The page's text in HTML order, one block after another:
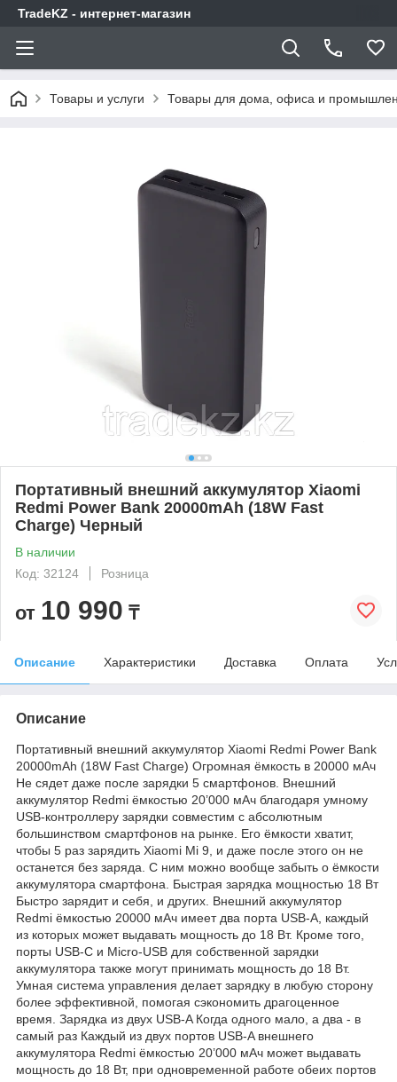
TradeKZ - интернет-магазин
Товары и услуги Товары для дома, офиса и
Портативный внешний аккумулятор Xiaomi
Redmi Power Bank 20000mAh (18W Fast
Charge) Черный
В наличии
Код: 32124
Розница
от 10 990 ₸
Описание Характеристики Доставка Оплата
Описание
Портативный внешний аккумулятор Xiaomi Redmi Power Bank
20000mAh (18W Fast Charge) Огромная ёмкость в 20000 мАч
Не сядет даже после зарядки 5 смартфонов. Внешний
аккумулятор Redmi ёмкостью 20’000 мАч благодаря умному
USB-контроллеру зарядки совместим с абсолютным
большинством смартфонов на рынке. Его ёмкости хватит,
чтобы 5 раз зарядить Xiaomi Mi 9, и даже после этого он не
останется без заряда. С ним можно вообще забыть о ёмкости
аккумулятора смартфона. Быстрая зарядка мощностью 18 Вт
Быстро зарядит и себя, и других. Внешний аккумулятор
Redmi ёмкостью 20000 мАч имеет два порта USB-A, каждый
из которых может выдавать мощность до 18 Вт. Кроме того,
порты USB-C и Micro-USB для собственной зарядки
аккумулятора также могут принимать мощность до 18 Вт.
Умная система управления делает зарядку в любую сторону
более эффективной, помогая сэкономить драгоценное
время. Зарядка из двух USB-A Когда одного мало, а два - в
самый раз Каждый из двух портов USB-A внешнего
аккумулятора Redmi ёмкостью 20’000 мАч может выдавать
мощность до 18 Вт, при одновременной работе обеих портов